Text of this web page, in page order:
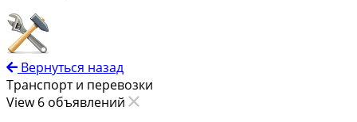
Вернуться назад
Транспорт и перевозки
View 6 объявлений